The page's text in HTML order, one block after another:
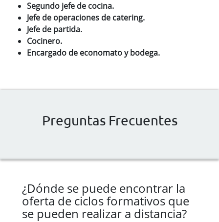
Segundo jefe de cocina.
Jefe de operaciones de catering.
Jefe de partida.
Cocinero.
Encargado de economato y bodega.
Preguntas Frecuentes
¿Dónde se puede encontrar la
oferta de ciclos formativos que
se pueden realizar a distancia?